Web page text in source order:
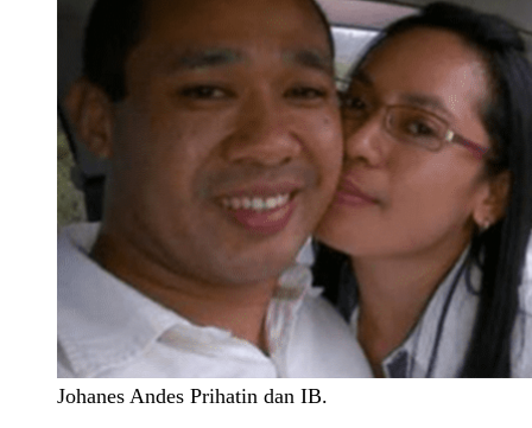
Johanes Andes Prihatin dan IB.